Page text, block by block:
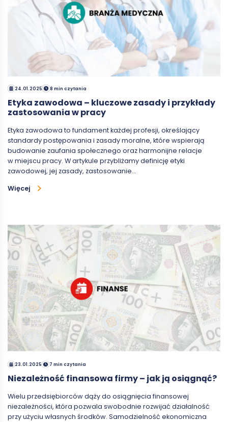
24.01.2025 8 min czytania
Etyka zawodowa – kluczowe zasady i przykłady
zastosowania w pracy
Etyka zawodowa to fundament każdej profesji, określający
standardy postępowania i zasady moralne, które wspierają
budowanie zaufania społecznego oraz harmonijne relacje
w miejscu pracy. W artykule przybliżamy definicję etyki
zawodowej, jej zasady, zastosowanie…
Więcej
23.01.2025 7 min czytania
Niezależność finansowa firmy – jak ją osiągnąć?
Wielu przedsiębiorców dąży do osiągnięcia finansowej
niezależności, która pozwala swobodnie rozwijać działalność
przy użyciu własnych środków. Samodzielność ekonomiczna